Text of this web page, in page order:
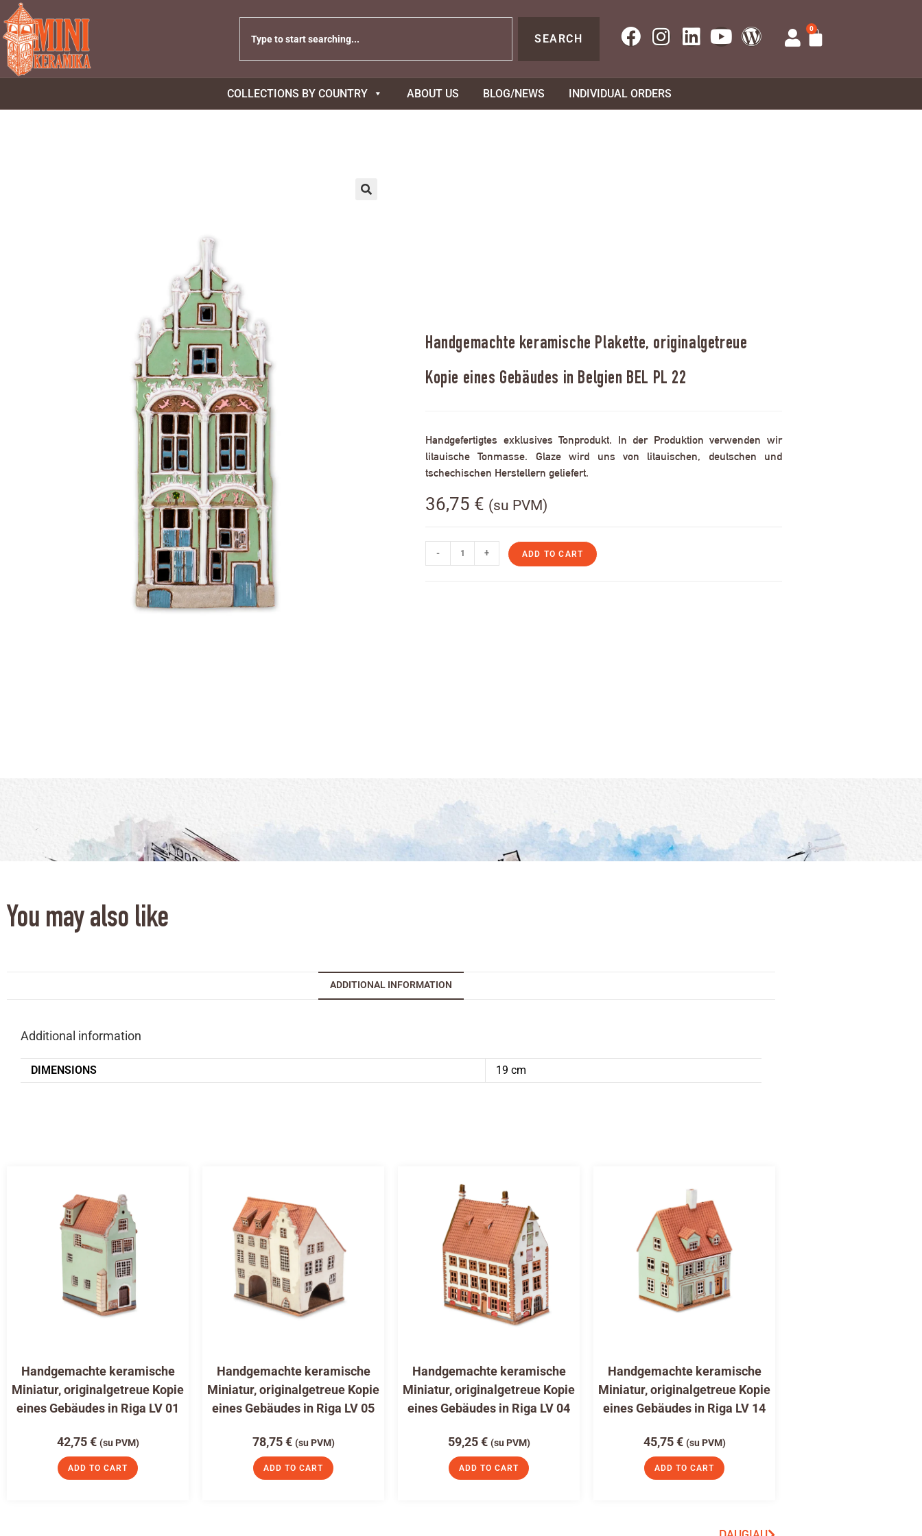
SEARCH
0
COLLECTIONS BY COUNTRY ABOUT US BLOG/NEWS INDIVIDUAL ORDERS
Handgemachte keramische Plakette, originalgetreue
Kopie eines Gebäudes in Belgien BEL PL 22
Handgefertigtes exklusives Tonprodukt. In der Produktion verwenden wir
litauische Tonmasse. Glaze wird uns von litauischen, deutschen und
tschechischen Herstellern geliefert.
36,75 € (su PVM)
- + ADD TO CART
You may also like
ADDITIONAL INFORMATION
Additional information
DIMENSIONS 19 cm
Handgemachte keramische
Miniatur, originalgetreue Kopie
eines Gebäudes in Riga LV 01
42,75€ (su PVM)
ADD TO CART
Handgemachte keramische
Miniatur, originalgetreue Kopie
eines Gebäudes in Riga LV 05
78,75€ (su PVM)
ADD TO CART
Handgemachte keramische
Miniatur, originalgetreue Kopie
eines Gebäudes in Riga LV 04
59,25€ (su PVM)
ADD TO CART
Handgemachte keramische
Miniatur, originalgetreue Kopie
eines Gebäudes in Riga LV 14
45,75€ (su PVM)
ADD TO CART